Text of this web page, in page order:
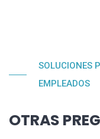
SOLUCIONES
EMPLEADOS
OTRAS